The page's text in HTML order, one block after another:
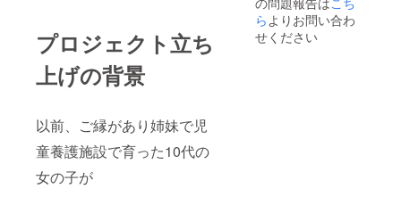
プロジェクト立ち
上げの背景
以前、ご縁があり姉妹で児
童養護施設で育った10代の
女の子が
らよりお問い合わ
せください